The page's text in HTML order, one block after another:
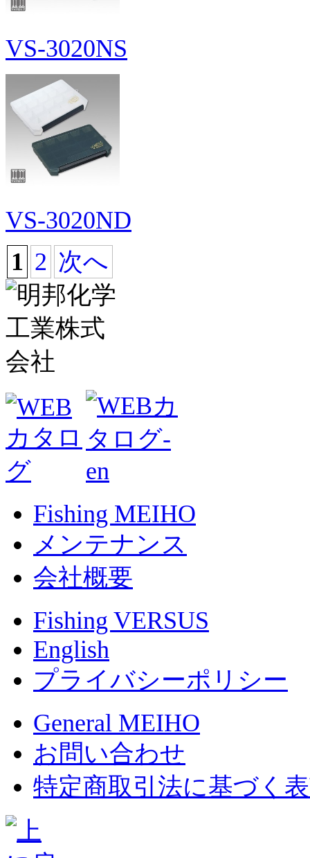
VS-3020NS
VS-3020ND
1 2 次へ
Fishing MEIHO
メンテナンス
会社概要
Fishing VERSUS
English
プライバシーポリシー
General MEIHO
お問い合わせ
特定商取引法に基づく